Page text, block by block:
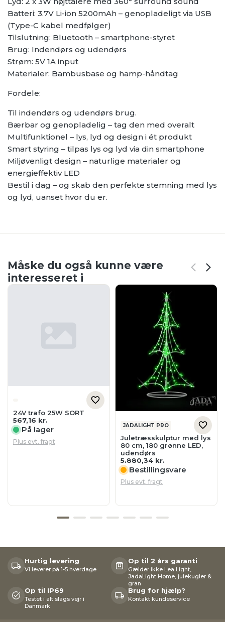
Batteri: 3.7V Li-ion 5200mAh – genopladeligt via USB
(Type-C kabel medfølger)
Tilslutning: Bluetooth – smartphone-styret
Brug: Indendørs og udendørs
Strøm: 5V 1A input
Materialer: Bambusbase og hamp-håndtag
Fordele:
Til indendørs og udendørs brug.
Bærbar og genopladelig – tag den med overalt
Multifunktionel – lys, lyd og design i ét produkt
Smart styring – tilpas lys og lyd via din smartphone
Miljøvenligt design – naturlige materialer og
energieffektiv LED
Bestil i dag – og skab den perfekte stemning med lys
og lyd, uanset hvor du er.
Måske du også kunne være
interesseret i
24V trafo 25W SORT
567,16 kr.
På lager
Plus evt. fragt
JADALIGHT PRO
Juletræsskulptur med lys
80 cm, 180 grønne LED,
udendørs
5.880,34 kr.
Bestillingsvare
Plus evt. fragt
Hurtig levering
Vi leverer på 1-5 hverdage
Op til 2 års garanti
Gælder ikke Lea Light,
JadaLight Home, julekugler &
gran
Op til IP69
Testet i alt slags vejr i
Danmark
Brug for hjælp?
Kontakt kundeservice